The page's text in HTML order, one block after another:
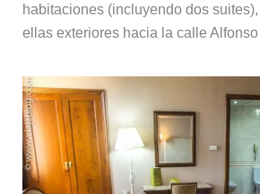
habitaciones (incluyendo dos
ellas exteriores hacia la calle Alfonso